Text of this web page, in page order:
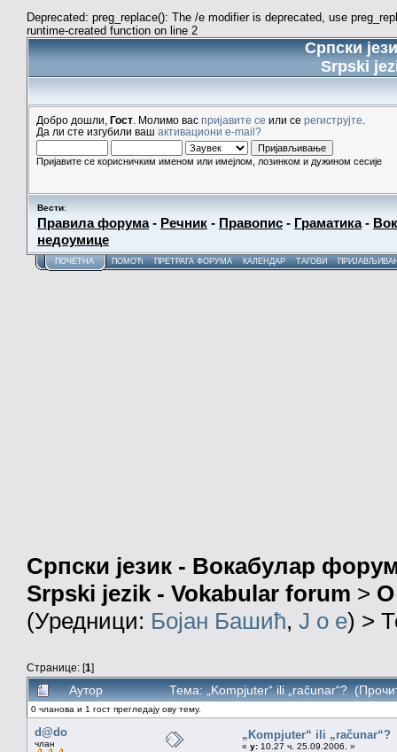
Deprecated: preg_replace(): The /e modifier is deprecated, use
runtime-created function on line 2
Српски
Srpski
Добро дошли, Гост . Молимо вас пријавите се или се региструјте
Да ли сте изгубили ваш активациони e-mail?
Пријавите се корисничким именом или имејлом, лозинком и дужином сесије
Вести:
Правила форума- Речник - Правопис - Граматика-
недоумице
ПОЧЕТНА ПОМОЋ ПРЕТРАГА ФОРУМА КАЛЕНДАР ТАГОВИ
Српски језик - Вокабулар
Srpski jezik - Vokabular forum > О
(Уредници: Бојан Башић, J o e) >
Странице: [1]
Аутор Тема: „Kompjuter“ ili „računar“?
0 чланова и 1 гост прегледају ову тему.
d@do
члан
„Kompjuter“ ili „računar“?
« у: 10.27 ч. 25.09.2006. »